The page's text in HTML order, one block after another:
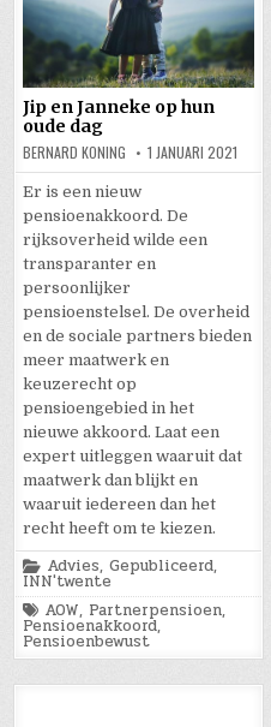
Jip en Janneke op hun
oude dag
BERNARD KONING 1 JANUARI 2021
Er is een nieuw
pensioenakkoord. De
rijksoverheid wilde een
transparanter en
persoonlijker
pensioenstelsel. De overheid
en de sociale partners bieden
meer maatwerk en
keuzerecht op
pensioengebied in het
nieuwe akkoord. Laat een
expert uitleggen waaruit dat
maatwerk dan blijkt en
waaruit iedereen dan het
recht heeft om te kiezen.
Posted
in
Advies,Gepubliceerd,
INN'twente
Tagged
AOW, Partnerpensioen,
Pensioenakkoord,
Pensioenbewust